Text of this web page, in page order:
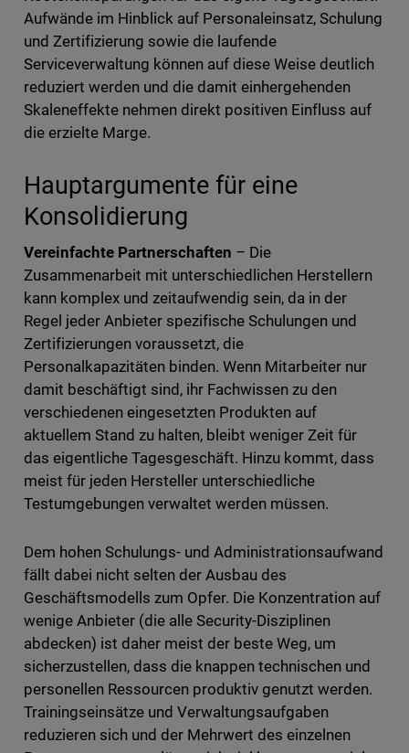
Aufwände im Hinblick auf Personaleinsatz, Schulung
und Zertifizierung sowie die laufende
Serviceverwaltung können auf diese Weise deutlich
reduziert werden und die damit einhergehenden
Skaleneffekte nehmen direkt positiven Einfluss auf
die erzielte Marge.
Hauptargumente für eine
Konsolidierung
Vereinfachte Partnerschaften – Die
Zusammenarbeit mit unterschiedlichen Herstellern
kann komplex und zeitaufwendig sein, da in der
Regel jeder Anbieter spezifische Schulungen und
Zertifizierungen voraussetzt, die
Personalkapazitäten binden. Wenn Mitarbeiter nur
damit beschäftigt sind, ihr Fachwissen zu den
verschiedenen eingesetzten Produkten auf
aktuellem Stand zu halten, bleibt weniger Zeit für
das eigentliche Tagesgeschäft. Hinzu kommt, dass
meist für jeden Hersteller unterschiedliche
Testumgebungen verwaltet werden müssen.
Dem hohen Schulungs- und Administrationsaufwand
fällt dabei nicht selten der Ausbau des
Geschäftsmodells zum Opfer. Die Konzentration auf
wenige Anbieter (die alle Security-Disziplinen
abdecken) ist daher meist der beste Weg, um
sicherzustellen, dass die knappen technischen und
personellen Ressourcen produktiv genutzt werden.
Trainingseinsätze und Verwaltungsaufgaben
reduzieren sich und der Mehrwert des einzelnen